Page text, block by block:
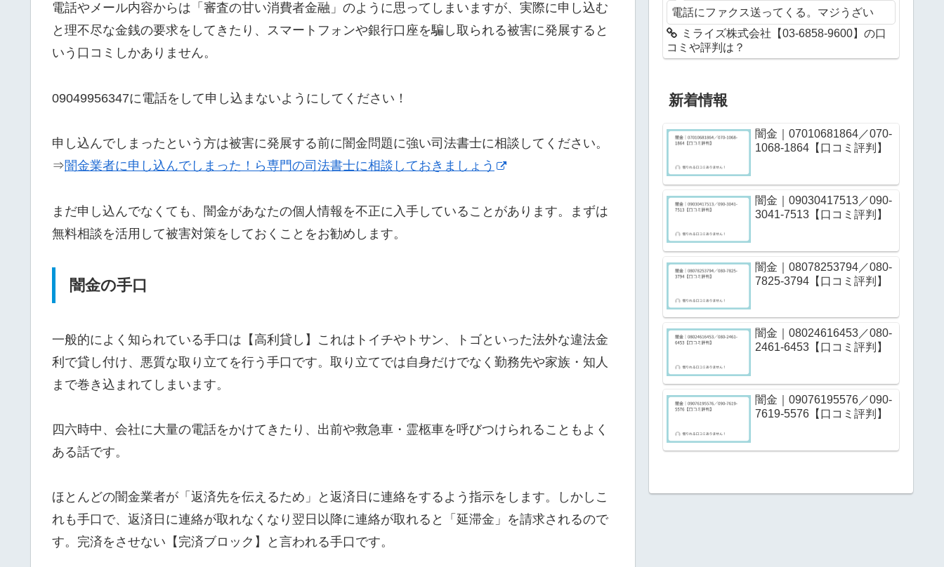
電話やメール内容からは「審査の甘い消費者金融」のように思ってしまいますが、実際に申し込む
と理不尽な金銭の要求をしてきたり、スマートフォンや銀行口座を騙し取られる被害に発展すると
いう口コミしかありません。
09049956347に電話をして申し込まないようにしてください！
申し込んでしまったという方は被害に発展する前に闇金問題に強い司法書士に相談してください。
⇒闇金業者に申し込んでしまった！ら専門の司法書士に相談しておきましょう
まだ申し込んでなくても、闇金があなたの個人情報を不正に入手していることがあります。まずは
無料相談を活用して被害対策をしておくことをお勧めします。
闇金の手口
一般的によく知られている手口は【高利貸し】これはトイチやトサン、トゴといった法外な違法金
利で貸し付け、悪質な取り立てを行う手口です。取り立てでは自身だけでなく勤務先や家族・知人
まで巻き込まれてしまいます。
四六時中、会社に大量の電話をかけてきたり、出前や救急車・霊柩車を呼びつけられることもよく
ある話です。
ほとんどの闇金業者が「返済先を伝えるため」と返済日に連絡をするよう指示をします。しかしこ
れも手口で、返済日に連絡が取れなくなり翌日以降に連絡が取れると「延滞金」を請求されるので
す。完済をさせない【完済ブロック】と言われる手口です。
電話にファクス送ってくる。マジうざい
ミライズ株式会社【03-6858-9600】の口
コミや評判は？
新着情報
闇金｜07010681864／070-
1068-1864【口コミ評判】
闇金｜09030417513／090-
3041-7513【口コミ評判】
闇金｜08078253794／080-
7825-3794【口コミ評判】
闇金｜08024616453／080-
2461-6453【口コミ評判】
闇金｜09076195576／090-
7619-5576【口コミ評判】